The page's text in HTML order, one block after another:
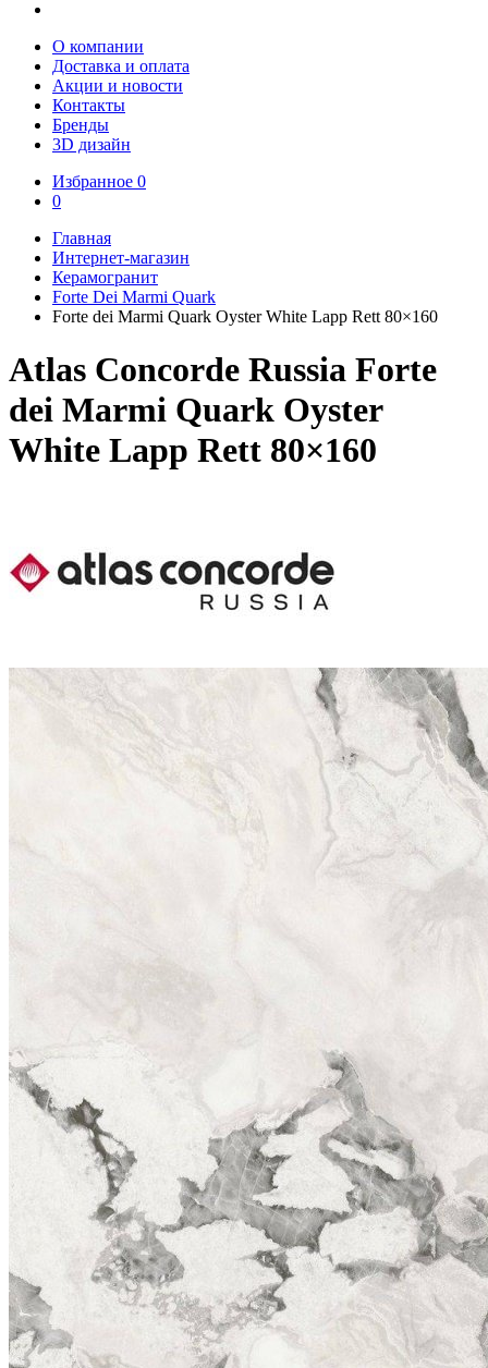
О компании
Доставка и оплата
Акции и новости
Контакты
Бренды
3D дизайн
Избранное 0
0
Главная
Интернет-магазин
Керамогранит
Forte Dei Marmi Quark
Forte dei Marmi Quark Oyster White Lapp Rett 80×160
Atlas Concorde Russia Forte
dei Marmi Quark Oyster
White Lapp Rett 80×160